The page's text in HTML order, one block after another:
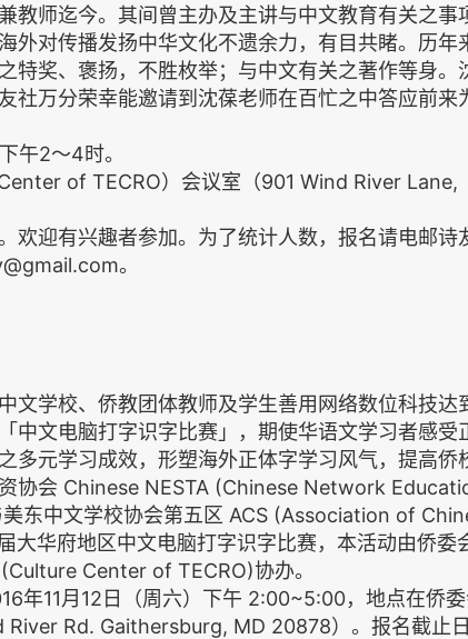
教师迄今。其间曾主办及主讲与中文教育有关之事
外对传播发扬中华文化不遗余力，有目共睹。历年
特奖、褒扬，不胜枚举；与中文有关之著作等身。
社万分荣幸能邀请到沈葆老师在百忙之中答应前来
午2～4时。
of TECRO）会议室（901 Wind River Lane,
欢迎有兴趣者参加。为了统计人数，报名请电邮诗
。
文学校、侨教团体教师及学生善用网络数位科技达
中文电脑打字识字比赛」，期使华语文学习者感受
多元学习成效，形塑海外正体字学习风气，提高侨
协会 Chinese NESTA (Chinese Network
东中文学校协会第五区 ACS (Association of
大华府地区中文电脑打字识字比赛，本活动由侨委
Center of TECRO)协办。
年11月12日（周六）下午 2:00~5:00，地点在侨
River Rd. Gaithersburg, MD 20878）。报名截止